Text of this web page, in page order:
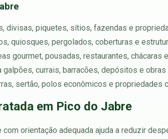
divisas, piquetes, sítios, fazendas e
quiosques, pergolados, coberturas e
gourmet, pousadas, restaurantes, chácaras
currais, barracões, depósitos e
sertão, polos econômicos e propriedades
em Pico do Jabre
orientação adequada ajuda a reduzir